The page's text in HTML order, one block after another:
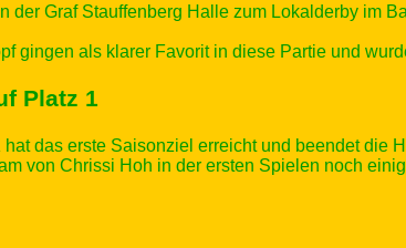
der Graf Stauffenberg Halle zum Lokalderby im
gingen als klarer Favorit in diese Partie und
Platz 1
das erste Saisonziel erreicht und beendet die
von Chrissi Hoh in der ersten Spielen noch